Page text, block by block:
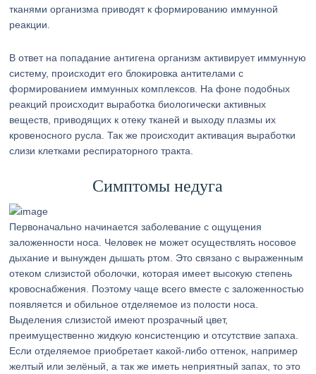
тканями организма приводят к формированию иммунной
реакции.
В ответ на попадание антигена организм активирует иммунную
систему, происходит его блокировка антителами с
формированием иммунных комплексов. На фоне подобных
реакций происходит выработка биологически активных
веществ, приводящих к отеку тканей и выходу плазмы их
кровеносного русла. Так же происходит активация выработки
слизи клетками респираторного тракта.
Симптомы недуга
Первоначально начинается заболевание с ощущения
заложенности носа. Человек не может осуществлять носовое
дыхание и вынужден дышать ртом. Это связано с выраженным
отеком слизистой оболочки, которая имеет высокую степень
кровоснабжения. Поэтому чаще всего вместе с заложенностью
появляется и обильное отделяемое из полости носа.
Выделения слизистой имеют прозрачный цвет,
преимущественно жидкую консистенцию и отсутствие запаха.
Если отделяемое приобретает какой-либо оттенок, например
желтый или зелёный, а так же иметь неприятный запах, то это